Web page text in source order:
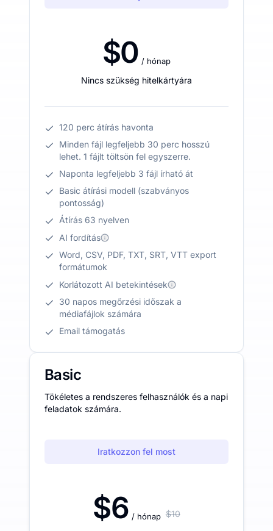
$0 / hónap
Nincs szükség hitelkártyára
120 perc átírás havonta
Minden fájl legfeljebb 30 perc hosszú
lehet. 1 fájlt töltsön fel egyszerre.
Naponta legfeljebb 3 fájl írható át
Basic átírási modell (szabványos
pontosság)
Átírás 63 nyelven
AI fordítás
Word, CSV, PDF, TXT, SRT, VTT export
formátumok
Korlátozott AI betekintések
30 napos megőrzési időszak a
médiafájlok számára
Email támogatás
Basic
Tökéletes a rendszeres felhasználók és a napi
feladatok számára.
Iratkozzon fel most
$6 / hónap $10